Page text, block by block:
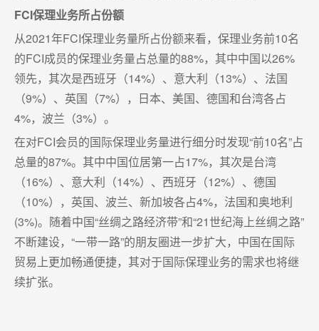
FCI保理业务所占份额
从2021年FCI保理业务量所占份额来看，保理业务前10名
的FCI成员的保理业务量占总量的88%，其中中国以26%
领先，其次是西班牙（14%）、意大利（13%）、法国
（9%）、英国（7%），日本、美国、德国和台湾各占
4%，波兰（3%）。
在对FCI会员的国际保理业务量进行细分时发现“前10名”占
总量的87%。其中中国位居第一占17%，其次是台湾
（16%）、意大利（14%）、西班牙（12%）、德国
（10%），英国、波兰、新加坡各占4%，法国和奥地利
(3%)。随着中国“丝绸之路经济带”和“21世纪海上丝绸之路”
不断建设，“一带一路”的朋友圈进一步扩大，中国在国际
贸易上更加畅通便捷，其对于国际保理业务的需求也将继
续扩张。